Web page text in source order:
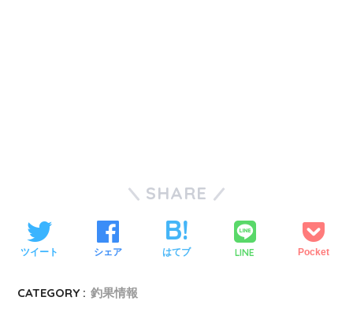
SHARE
ツイート シェア はてブ LINE Pocket
CATEGORY : 釣果情報